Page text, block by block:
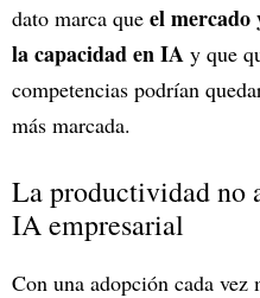
dato marca que el mercado
la capacidad en IA y que
competencias podrían
más marcada.
La productividad no
IA empresarial
Con una adopción cada